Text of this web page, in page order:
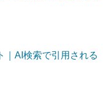
｜AI検索で引用される